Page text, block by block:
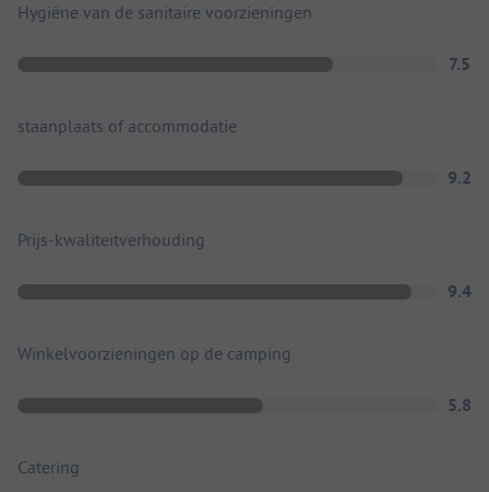
Hygiëne van de sanitaire voorzieningen
7.5
staanplaats of accommodatie
9.2
Prijs-kwaliteitverhouding
9.4
Winkelvoorzieningen op de camping
5.8
Catering